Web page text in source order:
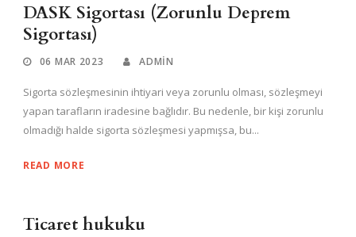
DASK Sigortası (Zorunlu Deprem
Sigortası)
06 MAR 2023 ADMIN
Sigorta sözleşmesinin ihtiyari veya zorunlu olması, sözleşmeyi
yapan tarafların iradesine bağlıdır. Bu nedenle, bir kişi zorunlu
olmadığı halde sigorta sözleşmesi yapmışsa, bu...
READ MORE
Ticaret hukuku